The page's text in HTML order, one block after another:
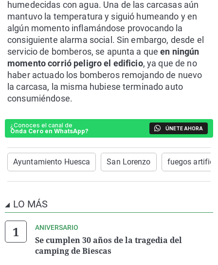
humedecidas con agua. Una de las carcasas aún
mantuvo la temperatura y siguió humeando y en
algún momento inflamándose provocando la
consiguiente alarma social. Sin embargo, desde el
servicio de bomberos, se apunta a queen ningún
momento corrió peligro el edificio, ya que de no
haber actuado los bomberos remojando de nuevo
la carcasa, la misma hubiese terminado auto
consumiéndose.
¿Conoces el canal de
Onda Cero en WhatsApp?
ÚNETE AHORA
Ayuntamiento Huesca San Lorenzo fuegos
LO MÁS
ANIVERSARIO
Se cumplen 30 años de la tragedia del
camping de Biescas